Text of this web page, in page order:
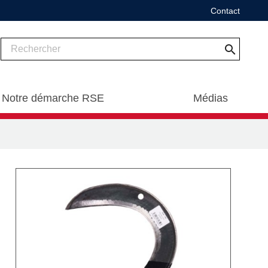
Contact
search
Notre démarche RSE Médias